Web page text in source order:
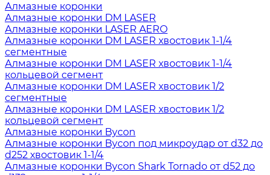
Алмазные коронки
Алмазные коронки DM LASER
Алмазные коронки LASER AERO
Алмазные коронки DM LASER хвостовик 1-1/4
сегментные
Алмазные коронки DM LASER хвостовик 1-1/4
кольцевой сегмент
Алмазные коронки DM LASER хвостовик 1/2
сегментные
Алмазные коронки DM LASER хвостовик 1/2
кольцевой сегмент
Алмазные коронки Bycon
Алмазные коронки Bycon под микроудар от d32 до
d252 хвостовик 1-1/4
Алмазные коронки Bycon Shark Tornado от d52 до